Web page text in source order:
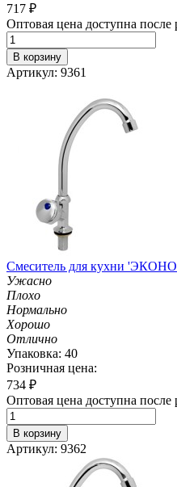
717 ₽
Оптовая цена доступна после
В корзину
Артикул: 9361
Смеситель для кухни
Ужасно
Плохо
Нормально
Хорошо
Отлично
Упаковка: 40
Розничная цена:
734 ₽
Оптовая цена доступна после
В корзину
Артикул: 9362